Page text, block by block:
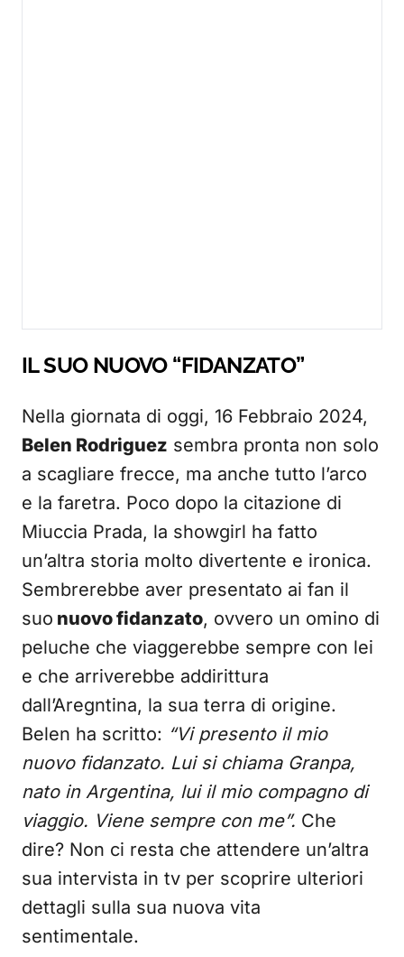
IL SUO NUOVO “FIDANZATO”
Nella giornata di oggi, 16 Febbraio 2024,
Belen Rodriguez sembra pronta non solo
a scagliare frecce, ma anche tutto l’arco
e la faretra. Poco dopo la citazione di
Miuccia Prada, la showgirl ha fatto
un’altra storia molto divertente e ironica.
Sembrerebbe aver presentato ai fan il
suo nuovo fidanzato, ovvero un omino di
peluche che viaggerebbe sempre con lei
e che arriverebbe addirittura
dall’Aregntina, la sua terra di origine.
Belen ha scritto: “Vi presento il mio
nuovo fidanzato. Lui si chiama Granpa,
nato in Argentina, lui il mio compagno di
viaggio. Viene sempre con me”. Che
dire? Non ci resta che attendere un’altra
sua intervista in tv per scoprire ulteriori
dettagli sulla sua nuova vita
sentimentale.